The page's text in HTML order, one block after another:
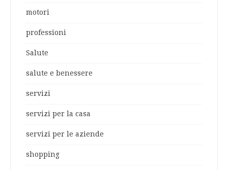
motori
professioni
Salute
salute e benessere
servizi
servizi per la casa
servizi per le aziende
shopping